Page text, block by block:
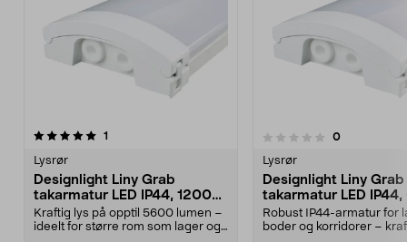
1
Lysrør
Designlight Liny Grab
takarmatur LED IP44, 1200
mm
Kraftig lys på opptil 5600 lumen –
ideelt for større rom som lager og
0.0 av 5 stjerner 0anmeldelser
Lysrør
Designlight Liny Grab
takarmatur LED
mm
Robust IP44-armatur for
boder og korridorer –